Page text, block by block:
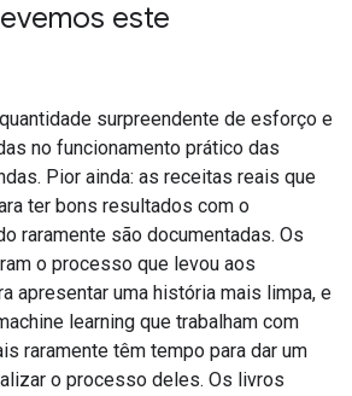
este
surpreendente de esforço e
no funcionamento prático das
Pior ainda: as receitas reais que
ter bons resultados com o
raramente são documentadas. Os
o processo que levou aos
apresentar uma história mais limpa, e
learning que trabalham com
raramente têm tempo para dar um
o processo deles. Os livros